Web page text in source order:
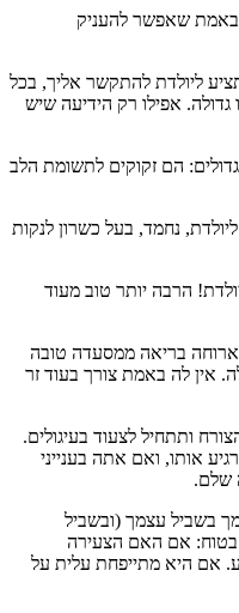
שאפשר להעניק
ליולדת להתקשר אליך, בכל
אפילו רק הידיעה שיש
הם זקוקים לתשומת הלב
נחמד, בעל כשרון לנקות
הרבה יותר טוב מעוד
בריאה ממסעדה טובה
אין לה באמת צורך בעוד זר
ותתחיל לצעוד בעיגולים.
אותו, ואם אתה בענייני
שלם.
בשביל עצמך (ובשביל
בטוח: אם האם הצעירה
אם היא מתייפחת עלית על